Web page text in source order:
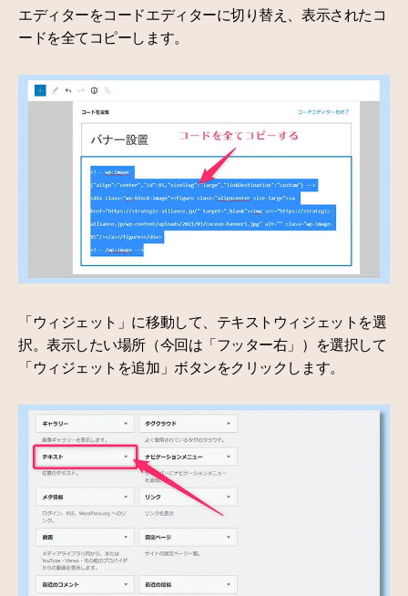
エディターをコードエディターに切り替え、表示されたコ
ードを全てコピーします。
「ウィジェット」に移動して、テキストウィジェットを選
択。表示したい場所（今回は「フッター右」）を選択して
「ウィジェットを追加」ボタンをクリックします。